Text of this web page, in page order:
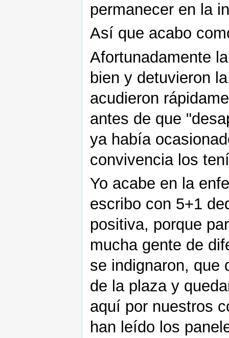
permanecer en la
Así que acabo
Afortunadamente
bien y detuvieron
acudieron
antes de que
ya había
convivencia los
Yo acabe en la
escribo con 5+1
positiva, porque
mucha gente de
se indignaron, que
de la plaza y
aquí por nuestros
han leído los